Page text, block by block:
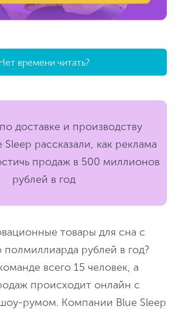
времени читать?
доставке и производству
рассказали, как реклама
продаж в 500 миллионов
рублей в год
товары для сна с
полмиллиарда рублей в год?
всего 15 человек, а
происходит онлайн с
румом. Компании Blue Sleep